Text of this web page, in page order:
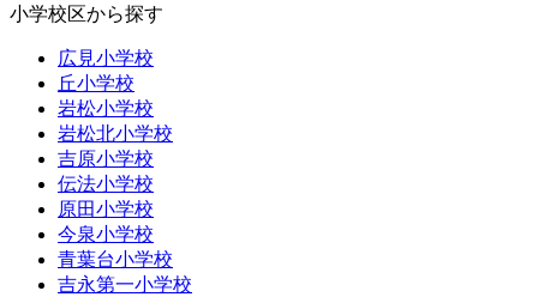
小学校区から探す
広見小学校
丘小学校
岩松小学校
岩松北小学校
吉原小学校
伝法小学校
原田小学校
今泉小学校
青葉台小学校
吉永第一小学校